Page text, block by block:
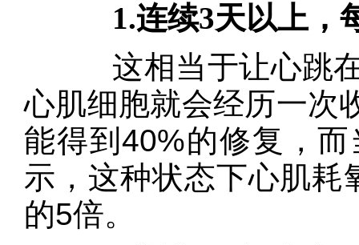
1.连续3天以上，
这相当于让心跳在
心肌细胞就会经历一次
能得到40%的修复，
示，这种状态下心肌耗
的5倍。